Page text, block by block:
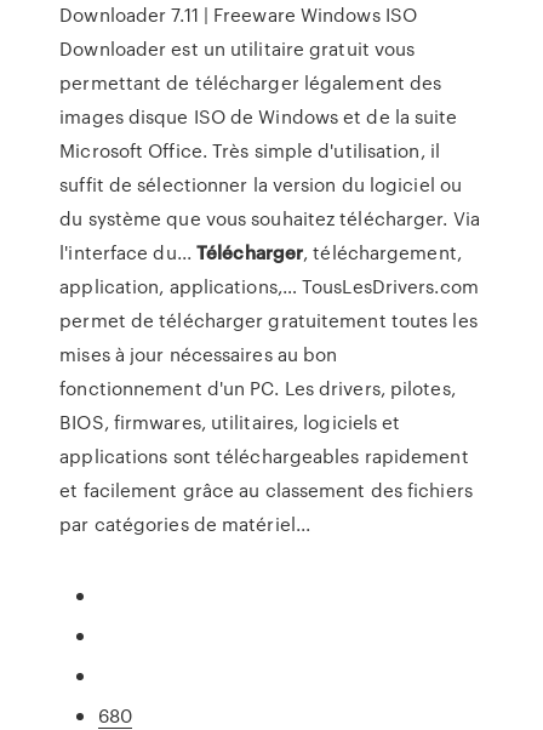
Downloader 7.11 | Freeware Windows ISO
Downloader est un utilitaire gratuit vous
permettant de télécharger légalement des
images disque ISO de Windows et de la suite
Microsoft Office. Très simple d'utilisation, il
suffit de sélectionner la version du logiciel ou
du système que vous souhaitez télécharger. Via
l'interface du...Télécharger, téléchargement,
application, applications,… TousLesDrivers.com
permet de télécharger gratuitement toutes les
mises à jour nécessaires au bon
fonctionnement d'un PC. Les drivers, pilotes,
BIOS, firmwares, utilitaires, logiciels et
applications sont téléchargeables rapidement
et facilement grâce au classement des fichiers
par catégories de matériel...
680